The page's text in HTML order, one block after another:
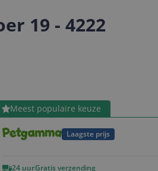
Er zijn geen
19 - 4222
Meest populaire keuze
Laagste prijs
24 uurGratis verzending
product